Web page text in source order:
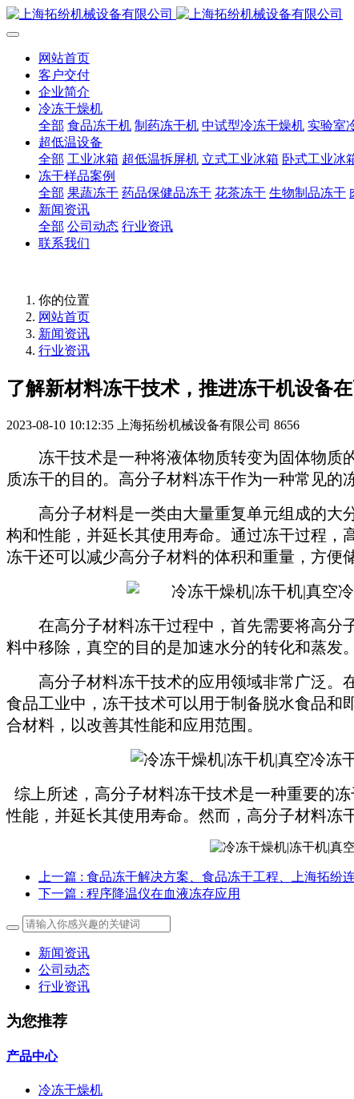
网站首页
客户交付
企业简介
冷冻干燥机
全部 食品冻干机 制药冻干机 中试型冷冻干燥机 实验室
超低温设备
全部 工业冰箱 超低温拆屏机 立式工业冰箱 卧式工业冰
冻干样品案例
全部 果蔬冻干 药品保健品冻干 花茶冻干 生物制品冻干
新闻资讯
全部 公司动态 行业资讯
联系我们
你的位置
网站首页
新闻资讯
行业资讯
了解新材料冻干技术，推进冻干机设备
2023-08-10 10:12:35 上海拓纷机械设备有限公司 8656
冻干技术是一种将液体物质转变为固体物质
质冻干的目的。高分子材料冻干作为一种常见的
高分子材料是一类由大量重复单元组成的大
构和性能，并延长其使用寿命。通过冻干过程，
冻干还可以减少高分子材料的体积和重量，方便
在高分子材料冻干过程中，首先需要将高分
料中移除，真空的目的是加速水分的转化和蒸发
高分子材料冻干技术的应用领域非常广泛。
食品工业中，冻干技术可以用于制备脱水食品和
合材料，以改善其性能和应用范围。
综上所述，高分子材料冻干技术是一种重要的
性能，并延长其使用寿命。然而，高分子材料冻
上一篇 : 食品冻干解决方案、食品冻干工程、上海拓纷
下一篇 : 程序降温仪在血液冻存应用
新闻资讯
公司动态
行业资讯
为您推荐
产品中心
冷冻干燥机